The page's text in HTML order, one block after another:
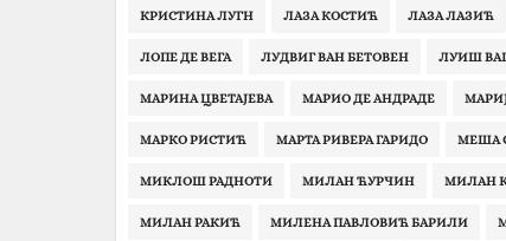
КРИСТИНА ЛУГН ЛАЗА КОСТИЋ‎ ЛАЗА ЛАЗИЋ
ЛОПЕ ДЕ ВЕГА‎ ЛУДВИГ ВАН БЕТОВЕН ЛУИШ
МАРИНА ЦВЕТАЈЕВА МАРИО ДЕ АНДРАДЕ
МАРКО РИСТИЋ МАРТА РИВЕРА ГАРИДО МЕША
МИКЛОШ РАДНОТИ МИЛАН ЋУРЧИН МИЛАН
МИЛАН РАКИЋ МИЛЕНА ПАВЛОВИЋ БАРИЛИ